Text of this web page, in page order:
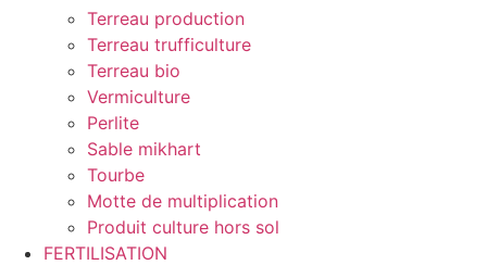
Terreau production
Terreau trufficulture
Terreau bio
Vermiculture
Perlite
Sable mikhart
Tourbe
Motte de multiplication
Produit culture hors sol
FERTILISATION